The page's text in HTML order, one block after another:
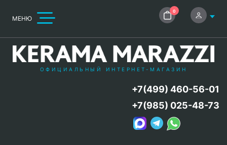
МЕНЮ
0
ОФИЦИАЛЬНЫЙ ИНТЕРНЕТ-МАГАЗИН
+7(499) 460-56-01
+7(985) 025-48-73